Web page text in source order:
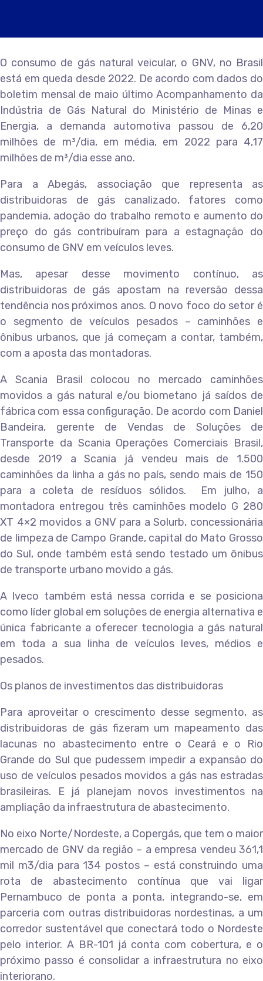
O consumo de gás natural veicular, o GNV, no Brasil
está em queda desde 2022. De acordo com dados do
boletim mensal de maio último Acompanhamento da
Indústria de Gás Natural do Ministério de Minas e
Energia, a demanda automotiva passou de 6,20
milhões de m³/dia, em média, em 2022 para 4,17
milhões de m³/dia esse ano.
Para a Abegás, associação que representa as
distribuidoras de gás canalizado, fatores como
pandemia, adoção do trabalho remoto e aumento do
preço do gás contribuíram para a estagnação do
consumo de GNV em veículos leves.
Mas, apesar desse movimento contínuo, as
distribuidoras de gás apostam na reversão dessa
tendência nos próximos anos. O novo foco do setor é
o segmento de veículos pesados – caminhões e
ônibus urbanos, que já começam a contar, também,
com a aposta das montadoras.
A Scania Brasil colocou no mercado caminhões
movidos a gás natural e/ou biometano já saídos de
fábrica com essa configuração. De acordo com Daniel
Bandeira, gerente de Vendas de Soluções de
Transporte da Scania Operações Comerciais Brasil,
desde 2019 a Scania já vendeu mais de 1.500
caminhões da linha a gás no país, sendo mais de 150
para a coleta de resíduos sólidos. Em julho, a
montadora entregou três caminhões modelo G 280
XT 4×2 movidos a GNV para a Solurb, concessionária
de limpeza de Campo Grande, capital do Mato Grosso
do Sul, onde também está sendo testado um ônibus
de transporte urbano movido a gás.
A Iveco também está nessa corrida e se posiciona
como líder global em soluções de energia alternativa e
única fabricante a oferecer tecnologia a gás natural
em toda a sua linha de veículos leves, médios e
pesados.
Os planos de investimentos das distribuidoras
Para aproveitar o crescimento desse segmento, as
distribuidoras de gás fizeram um mapeamento das
lacunas no abastecimento entre o Ceará e o Rio
Grande do Sul que pudessem impedir a expansão do
uso de veículos pesados movidos a gás nas estradas
brasileiras. E já planejam novos investimentos na
ampliação da infraestrutura de abastecimento.
No eixo Norte/Nordeste, a Copergás, que tem o maior
mercado de GNV da região – a empresa vendeu 361,1
mil m3/dia para 134 postos – está construindo uma
rota de abastecimento contínua que vai ligar
Pernambuco de ponta a ponta, integrando-se, em
parceria com outras distribuidoras nordestinas, a um
corredor sustentável que conectará todo o Nordeste
pelo interior. A BR-101 já conta com cobertura, e o
próximo passo é consolidar a infraestrutura no eixo
interiorano.